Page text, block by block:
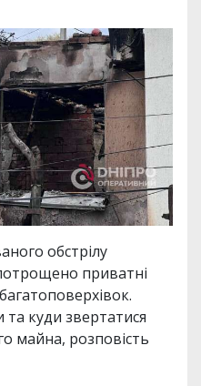
обстрілу
приватні
куди звертатися
майна, розповість